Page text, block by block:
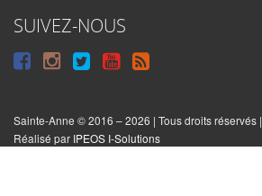
SUIVEZ-NOUS
Suivre
Facebook
Suivre
Instagram
Suivre
Twitter
Syndiquer
le
site
Sainte-Anne © 2016 – 2026 | Tous droits réservés |
Réalisé par IPEOS I-Solutions
Réinitialiser